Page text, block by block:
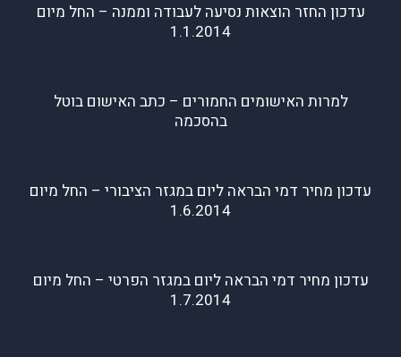
עדכון החזר הוצאות נסיעה לעבודה וממנה – החל מיום
1.1.2014
למרות האישומים החמורים – כתב האישום בוטל
בהסכמה
עדכון מחיר דמי הבראה ליום במגזר הציבורי – החל מיום
1.6.2014
עדכון מחיר דמי הבראה ליום במגזר הפרטי – החל מיום
1.7.2014